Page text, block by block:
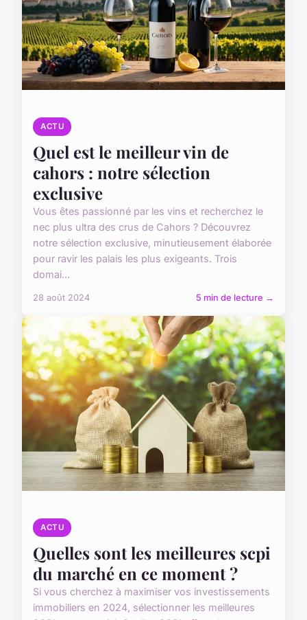
ACTU
Quel est le meilleur vin de
cahors : notre sélection
exclusive
Vous êtes passionné par les vins et recherchez le
nec plus ultra des crus de Cahors ? Découvrez
notre sélection exclusive, minutieusement élaborée
pour ravir les palais les plus exigeants. Trois
domai...
28 août 2024 5 min de lecture →
ACTU
Quelles sont les meilleures scpi
du marché en ce moment ?
Si vous cherchez à maximiser vos investissements
immobiliers en 2024, sélectionner les meilleures